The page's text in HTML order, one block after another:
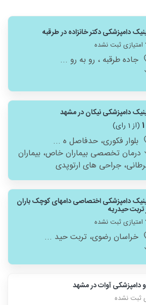
دامپزشکی دکتر خانزاده در طرقبه
امتیازی ثبت نشده
جاده طرقبه ، رو به رو ...
دامپزشکی نیکان در مشهد
1 (از 1 رای)
بلوار فکوری، حدفاصل ه ...
درمان تخصصی بیماران خاص، بیماران
جراحی های ارتوپدی
دامپزشکی اختصاصی دامهای کوچک باران
تربت حیدریه
امتیازی ثبت نشده
خراسان رضوی، تربت حید ...
آوات در مشهد
ثبت نشده